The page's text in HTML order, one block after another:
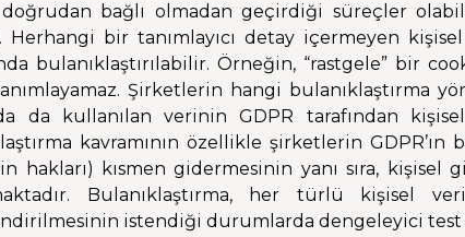
bağlı olmadan geçirdiği süreçler
Herhangi bir tanımlayıcı detay içermeyen
bulanıklaştırılabilir. Örneğin, “rastgele” bir
Şirketlerin hangi bulanıklaştırma
da kullanılan verinin GDPR tarafından
kavramının özellikle şirketlerin
hakları) kısmen gidermesinin yanı sıra, kişisel
Bulanıklaştırma, her türlü kişisel
istendiği durumlarda dengeleyici test